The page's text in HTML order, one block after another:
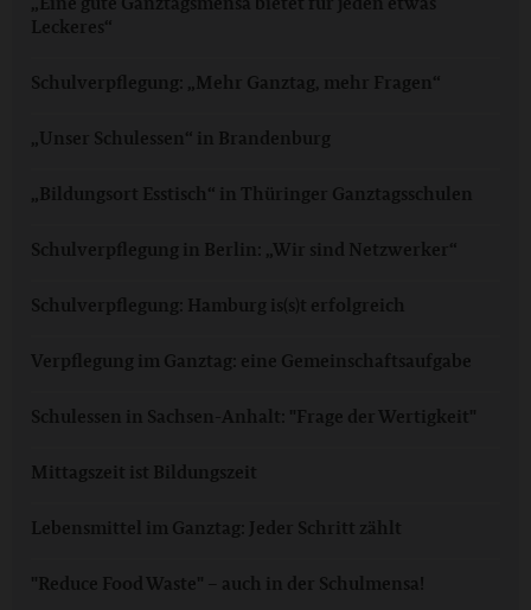
Leckeres“
Schulverpflegung: „Mehr Ganztag, mehr Fragen“
„Unser Schulessen“ in Brandenburg
„Bildungsort Esstisch“ in Thüringer Ganztagsschulen
Schulverpflegung in Berlin: „Wir sind Netzwerker“
Schulverpflegung: Hamburg is(s)t erfolgreich
Verpflegung im Ganztag: eine Gemeinschaftsaufgabe
Schulessen in Sachsen-Anhalt: "Frage der Wertigkeit"
Mittagszeit ist Bildungszeit
Lebensmittel im Ganztag: Jeder Schritt zählt
"Reduce Food Waste" – auch in der Schulmensa!